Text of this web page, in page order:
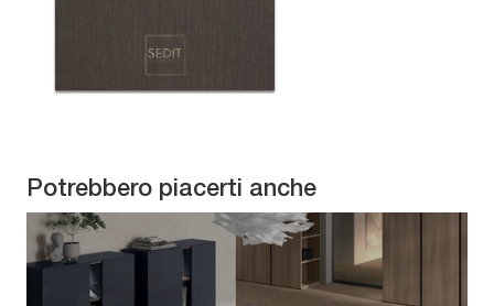
Potrebbero piacerti anche